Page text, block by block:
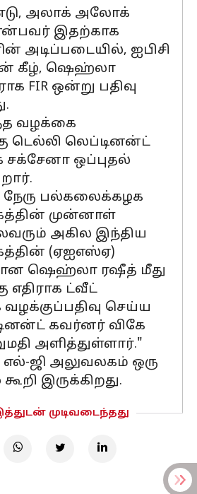
அலாக் அலோக்
இதற்காக
அடிப்படையில், ஐபிசி
இன் கீழ், ஷெஹ்லா
FIR ஒன்று பதிவு
வழக்கை
டெல்லி லெப்டினன்ட்
சக்சேனா ஒப்புதல்
பல்கலைக்கழக
முன்னாள்
அகில இந்திய
(ஏஐஎஸ்ஏ)
ஷெஹ்லா ரஷீத் மீது
எதிராக ட்வீட்
செய்ய
கவர்னர் விகே
அளித்துள்ளார்."
எல்-ஜி அலுவலகம் ஒரு
இருக்கிறது.
முடிவடைந்தது